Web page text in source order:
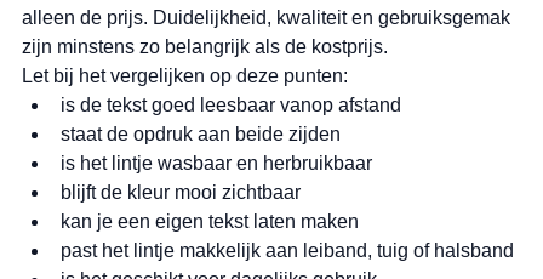
alleen de prijs. Duidelijkheid, kwaliteit en gebruiksgemak
zijn minstens zo belangrijk als de kostprijs.
Let bij het vergelijken op deze punten:
is de tekst goed leesbaar vanop afstand
staat de opdruk aan beide zijden
is het lintje wasbaar en herbruikbaar
blijft de kleur mooi zichtbaar
kan je een eigen tekst laten maken
past het lintje makkelijk aan leiband, tuig of halsband